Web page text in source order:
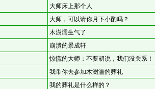
大师床上那个人
大师，可以请你月下小酌吗？
木澍濡生气了
崩溃的景成轩
惊慌的大师：不要胡说，我们没关系！
我带你去参加木澍濡的葬礼
我的葬礼是什么样的？